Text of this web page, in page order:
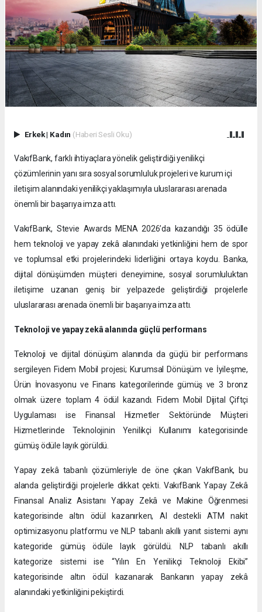
Erkek| Kadın (Haberi Sesli Oku)
VakıfBank, farklı ihtiyaçlara yönelik geliştirdiği yenilikçi
çözümlerinin yanı sıra sosyal sorumluluk projeleri ve kurum içi
iletişim alanındaki yenilikçi yaklaşımıyla uluslararası arenada
önemli bir başarıya imza attı.
VakıfBank, Stevie Awards MENA 2026’da kazandığı 35 ödülle
hem teknoloji ve yapay zekâ alanındaki yetkinliğini hem de spor
ve toplumsal etki projelerindeki liderliğini ortaya koydu. Banka,
dijital dönüşümden müşteri deneyimine, sosyal sorumluluktan
iletişime uzanan geniş bir yelpazede geliştirdiği projelerle
uluslararası arenada önemli bir başarıya imza attı.
Teknoloji ve yapay zekâ alanında güçlü performans
Teknoloji ve dijital dönüşüm alanında da güçlü bir performans
sergileyen Fidem Mobil projesi; Kurumsal Dönüşüm ve İyileşme,
Ürün İnovasyonu ve Finans kategorilerinde gümüş ve 3 bronz
olmak üzere toplam 4 ödül kazandı. Fidem Mobil Dijital Çiftçi
Uygulaması ise Finansal Hizmetler Sektöründe Müşteri
Hizmetlerinde Teknolojinin Yenilikçi Kullanımı kategorisinde
gümüş ödüle layık görüldü.
Yapay zekâ tabanlı çözümleriyle de öne çıkan VakıfBank, bu
alanda geliştirdiği projelerle dikkat çekti. VakıfBank Yapay Zekâ
Finansal Analiz Asistanı Yapay Zekâ ve Makine Öğrenmesi
kategorisinde altın ödül kazanırken, AI destekli ATM nakit
optimizasyonu platformu ve NLP tabanlı akıllı yanıt sistemi aynı
kategoride gümüş ödüle layık görüldü. NLP tabanlı akıllı
kategorize sistemi ise “Yılın En Yenilikçi Teknoloji Ekibi”
kategorisinde altın ödül kazanarak Bankanın yapay zekâ
alanındaki yetkinliğini pekiştirdi.